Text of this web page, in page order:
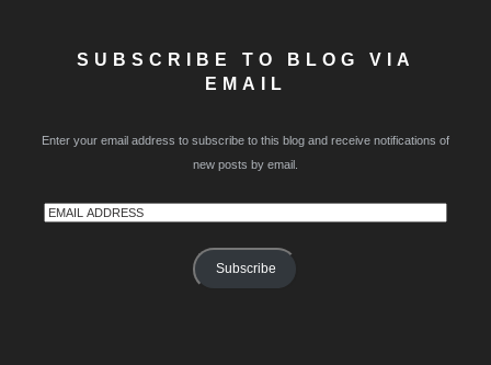
SUBSCRIBE TO BLOG VIA
EMAIL
Enter your email address to subscribe to this blog and receive notifications of
new posts by email.
Email
Subscribe